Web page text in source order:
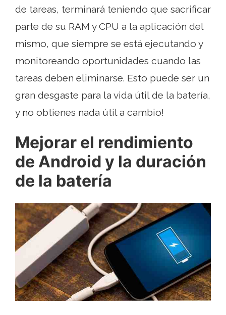
de tareas, terminará teniendo que sacrificar
parte de su RAM y CPU a la aplicación del
mismo, que siempre se está ejecutando y
monitoreando oportunidades cuando las
tareas deben eliminarse. Esto puede ser un
gran desgaste para la vida útil de la batería,
y no obtienes nada útil a cambio!
Mejorar el rendimiento
de Android y la duración
de la batería